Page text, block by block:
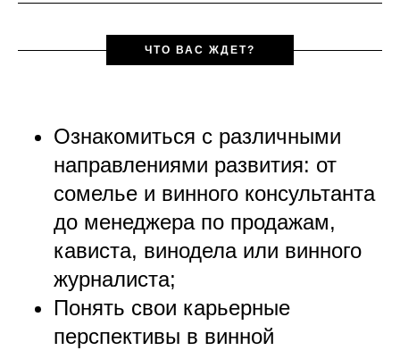
ЧТО ВАС ЖДЕТ?
Ознакомиться с различными
направлениями развития: от
сомелье и винного консультанта
до менеджера по продажам,
кависта, винодела или винного
журналиста;
Понять свои карьерные
перспективы в винной